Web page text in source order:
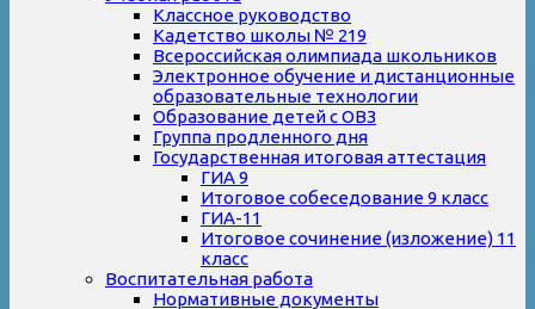
Классное руководство
Кадетство школы № 219
Всероссийская олимпиада школьников
Электронное обучение и дистанционные
образовательные технологии
Образование детей с ОВЗ
Группа продленного дня
Государственная итоговая аттестация
ГИА 9
Итоговое собеседование 9 класс
ГИА-11
Итоговое сочинение (изложение) 11
класс
Воспитательная работа
Нормативные документы